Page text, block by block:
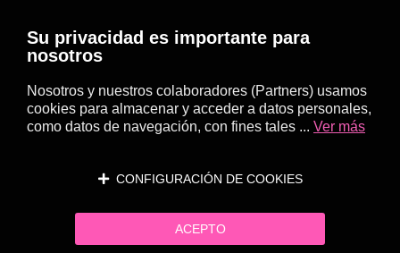
Su privacidad es importante para
nosotros
Nosotros y nuestros colaboradores (Partners) usamos
cookies para almacenar y acceder a datos personales,
como datos de navegación, con fines tales ... Ver más
CONFIGURACIÓN DE COOKIES
ACEPTO